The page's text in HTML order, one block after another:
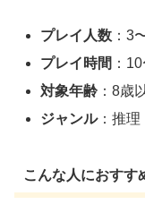
プレイ人数 ：3
プレイ時間 ：
対象年齢 ：8歳
ジャンル：推理
こんな人におすす